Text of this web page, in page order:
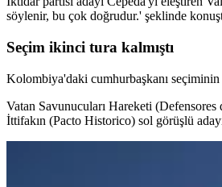
söylenir, bu çok doğrudur.' şeklinde
Seçim ikinci tura kalmıştı
Kolombiya'daki cumhurbaşkanı seçiminin
Vatan Savunucuları Hareketi (Defensores
İttifakın (Pacto Historico) sol görüşlü